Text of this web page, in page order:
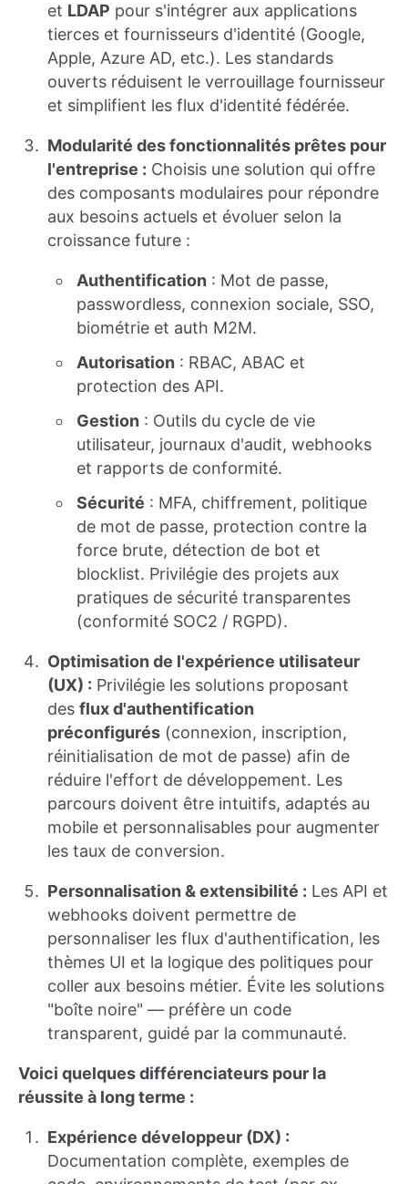
et LDAP pour s'intégrer aux applications
tierces et fournisseurs d'identité (Google,
Apple, Azure AD, etc.). Les standards
ouverts réduisent le verrouillage fournisseur
et simplifient les flux d'identité fédérée.
Modularité des fonctionnalités prêtes pour
l'entreprise : Choisis une solution qui offre
des composants modulaires pour répondre
aux besoins actuels et évoluer selon la
croissance future :
Authentification : Mot de passe,
passwordless, connexion sociale, SSO,
biométrie et auth M2M.
Autorisation : RBAC, ABAC et
protection des API.
Gestion : Outils du cycle de vie
utilisateur, journaux d'audit, webhooks
et rapports de conformité.
Sécurité : MFA, chiffrement, politique
de mot de passe, protection contre la
force brute, détection de bot et
blocklist. Privilégie des projets aux
pratiques de sécurité transparentes
(conformité SOC2 / RGPD).
Optimisation de l'expérience utilisateur
(UX) : Privilégie les solutions proposant
des flux d'authentification
préconfigurés (connexion, inscription,
réinitialisation de mot de passe) afin de
réduire l'effort de développement. Les
parcours doivent être intuitifs, adaptés au
mobile et personnalisables pour augmenter
les taux de conversion.
Personnalisation & extensibilité : Les API et
webhooks doivent permettre de
personnaliser les flux d'authentification, les
thèmes UI et la logique des politiques pour
coller aux besoins métier. Évite les solutions
"boîte noire" — préfère un code
transparent, guidé par la communauté.
Voici quelques différenciateurs pour la
réussite à long terme :
Expérience développeur (DX) :
Documentation complète, exemples de